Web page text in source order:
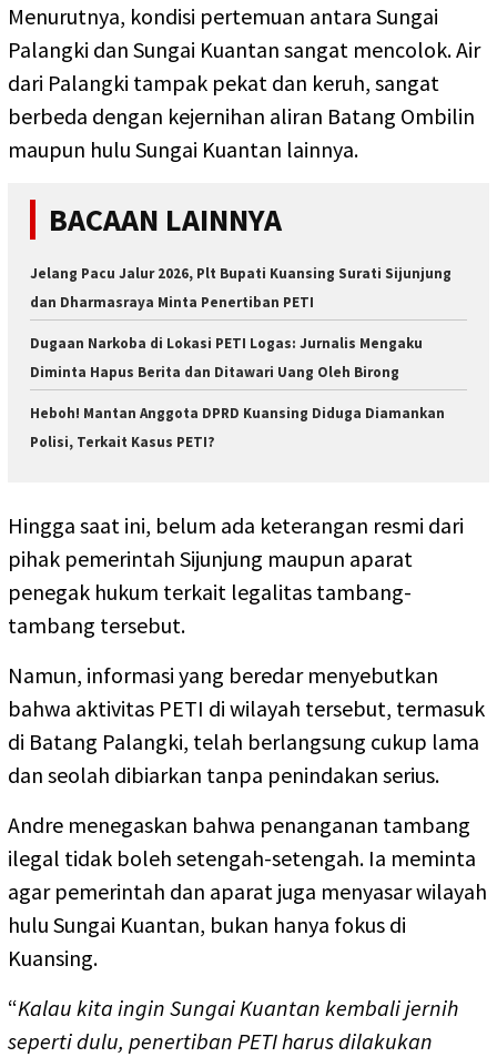
Menurutnya, kondisi pertemuan antara Sungai
Palangki dan Sungai Kuantan sangat mencolok. Air
dari Palangki tampak pekat dan keruh, sangat
berbeda dengan kejernihan aliran Batang Ombilin
maupun hulu Sungai Kuantan lainnya.
BACAAN LAINNYA
Jelang Pacu Jalur 2026, Plt Bupati Kuansing Surati Sijunjung
dan Dharmasraya Minta Penertiban PETI
Dugaan Narkoba di Lokasi PETI Logas: Jurnalis Mengaku
Diminta Hapus Berita dan Ditawari Uang Oleh Birong
Heboh! Mantan Anggota DPRD Kuansing Diduga Diamankan
Polisi, Terkait Kasus PETI?
Hingga saat ini, belum ada keterangan resmi dari
pihak pemerintah Sijunjung maupun aparat
penegak hukum terkait legalitas tambang-
tambang tersebut.
Namun, informasi yang beredar menyebutkan
bahwa aktivitas PETI di wilayah tersebut, termasuk
di Batang Palangki, telah berlangsung cukup lama
dan seolah dibiarkan tanpa penindakan serius.
Andre menegaskan bahwa penanganan tambang
ilegal tidak boleh setengah-setengah. Ia meminta
agar pemerintah dan aparat juga menyasar wilayah
hulu Sungai Kuantan, bukan hanya fokus di
Kuansing.
“Kalau kita ingin Sungai Kuantan kembali jernih
seperti dulu, penertiban PETI harus dilakukan